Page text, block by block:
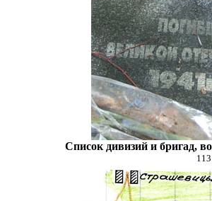
Список дивизий и бригад,